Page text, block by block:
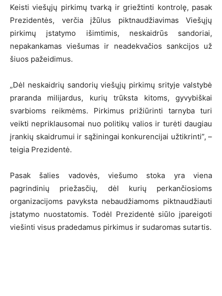
Keisti viešųjų pirkimų tvarką ir griežtinti kontrolę, pasak
Prezidentės, verčia įžūlus piktnaudžiavimas Viešųjų
pirkimų įstatymo išimtimis, neskaidrūs sandoriai,
nepakankamas viešumas ir neadekvačios sankcijos už
šiuos pažeidimus.
„Dėl neskaidrių sandorių viešųjų pirkimų srityje valstybė
praranda milijardus, kurių trūksta kitoms, gyvybiškai
svarbioms reikmėms. Pirkimus prižiūrinti tarnyba turi
veikti nepriklausomai nuo politikų valios ir turėti daugiau
įrankių skaidrumui ir sąžiningai konkurencijai užtikrinti”, –
teigia Prezidentė.
Pasak šalies vadovės, viešumo stoka yra viena
pagrindinių priežasčių, dėl kurių perkančiosioms
organizacijoms pavyksta nebaudžiamoms piktnaudžiauti
įstatymo nuostatomis. Todėl Prezidentė siūlo įpareigoti
viešinti visus pradedamus pirkimus ir sudaromas sutartis.